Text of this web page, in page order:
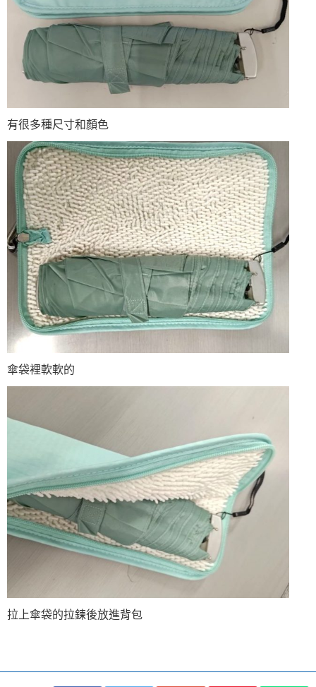
有很多種尺寸和顏色
傘袋裡軟軟的
拉上傘袋的拉鍊後放進背包